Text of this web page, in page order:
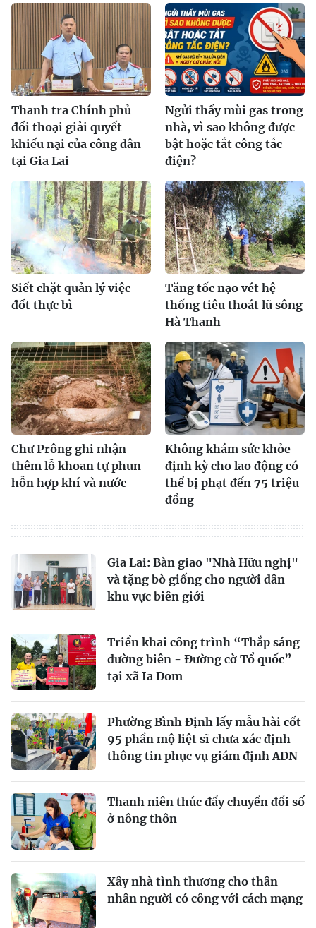
Thanh tra Chính phủ
đối thoại giải quyết
khiếu nại của công dân
tại Gia Lai
Ngửi thấy mùi gas trong
nhà, vì sao không được
bật hoặc tắt công tắc
điện?
Siết chặt quản lý việc
đốt thực bì
Tăng tốc nạo vét hệ
thống tiêu thoát lũ sông
Hà Thanh
Chư Prông ghi nhận
thêm lỗ khoan tự phun
hỗn hợp khí và nước
Không khám sức khỏe
định kỳ cho lao động có
thể bị phạt đến 75 triệu
đồng
Gia Lai: Bàn giao "Nhà Hữu nghị"
và tặng bò giống cho người dân
khu vực biên giới
Triển khai công trình “Thắp sáng
đường biên - Đường cờ Tổ quốc”
tại xã Ia Dom
Phường Bình Định lấy mẫu hài cốt
95 phần mộ liệt sĩ chưa xác định
thông tin phục vụ giám định ADN
Thanh niên thúc đẩy chuyển đổi số
ở nông thôn
Xây nhà tình thương cho thân
nhân người có công với cách mạng